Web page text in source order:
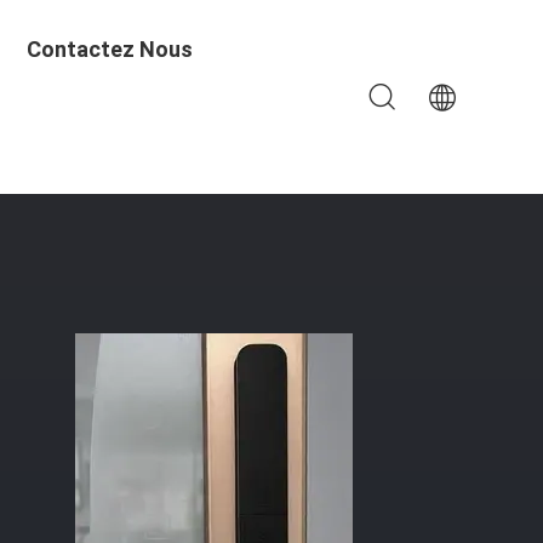
Contactez Nous
Digitale Et SmartPhone Méthode De